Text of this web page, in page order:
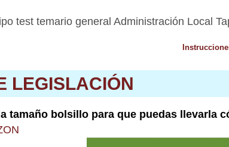
test temario general Administración Local
LEGISLACIÓN
tamaño bolsillo para que puedas llevarla